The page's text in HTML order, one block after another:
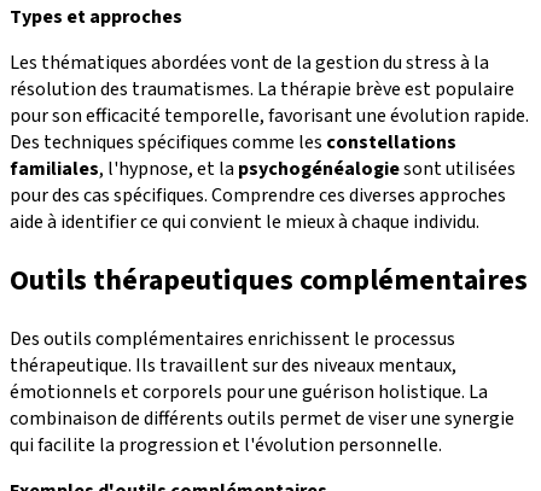
Types et approches
Les thématiques abordées vont de la gestion du stress à la
résolution des traumatismes. La thérapie brève est populaire
pour son efficacité temporelle, favorisant une évolution rapide.
Des techniques spécifiques comme les constellations
familiales, l'hypnose, et la psychogénéalogiesont utilisées
pour des cas spécifiques. Comprendre ces diverses approches
aide à identifier ce qui convient le mieux à chaque individu.
Outils thérapeutiques complémentaires
Des outils complémentaires enrichissent le processus
thérapeutique. Ils travaillent sur des niveaux mentaux,
émotionnels et corporels pour une guérison holistique. La
combinaison de différents outils permet de viser une synergie
qui facilite la progression et l'évolution personnelle.